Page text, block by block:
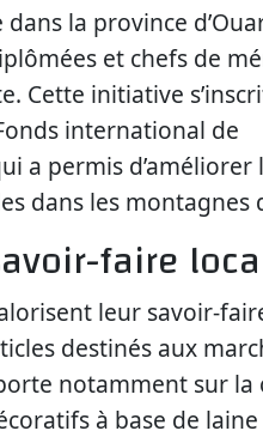
la province
et chefs de
Cette initiative
international de
a permis d’améliorer
dans les montagnes
faire
leur savoir-
destinés aux
notamment sur la
à base de